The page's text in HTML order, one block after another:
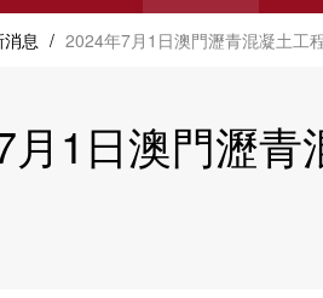
息 / 2024年7月1日澳門瀝青混凝土工
月1日澳門瀝